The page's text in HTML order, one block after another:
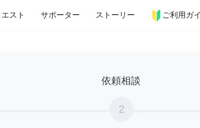
エスト サポーター ストーリー ご利用ガ
インテリア 趣味・習い事 ペット 料理
依頼相談
2